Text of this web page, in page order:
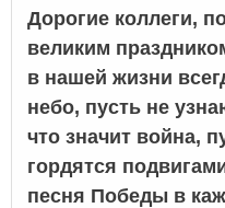
Дорогие коллеги,
великим
в нашей жизни
небо, пусть не
что значит война,
гордятся
песня Победы в